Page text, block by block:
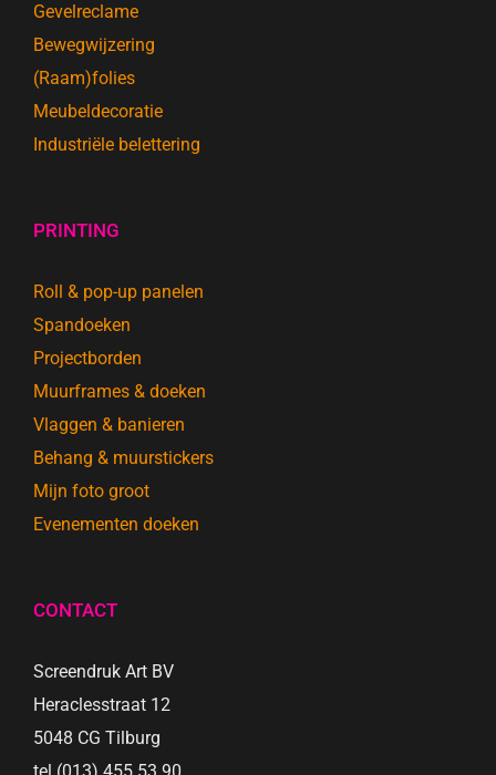
Gevelreclame
Bewegwijzering
(Raam)folies
Meubeldecoratie
Industriële belettering
PRINTING
Roll & pop-up panelen
Spandoeken
Projectborden
Muurframes & doeken
Vlaggen & banieren
Behang & muurstickers
Mijn foto groot
Evenementen doeken
CONTACT
Screendruk Art BV
Heraclesstraat 12
5048 CG Tilburg